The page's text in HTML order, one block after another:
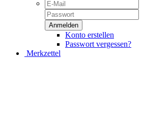
Konto erstellen
Passwort vergessen?
Merkzettel